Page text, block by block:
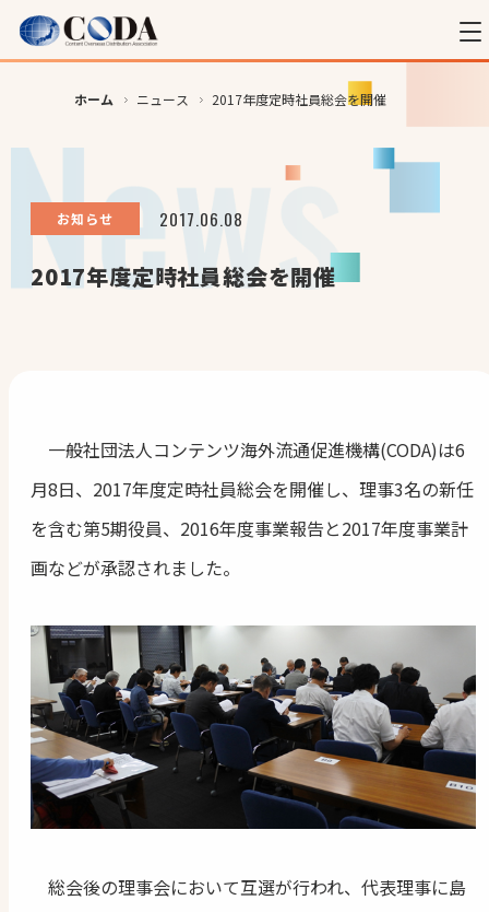
ホーム ニュース 2017年度定時社員総会を開催
お知らせ 2017.06.08
2017年度定時社員総会を開催
一般社団法人コンテンツ海外流通促進機構(CODA)は6
月8日、2017年度定時社員総会を開催し、理事3名の新任
を含む第5期役員、2016年度事業報告と2017年度事業計
画などが承認されました。
総会後の理事会において互選が行われ、代表理事に島